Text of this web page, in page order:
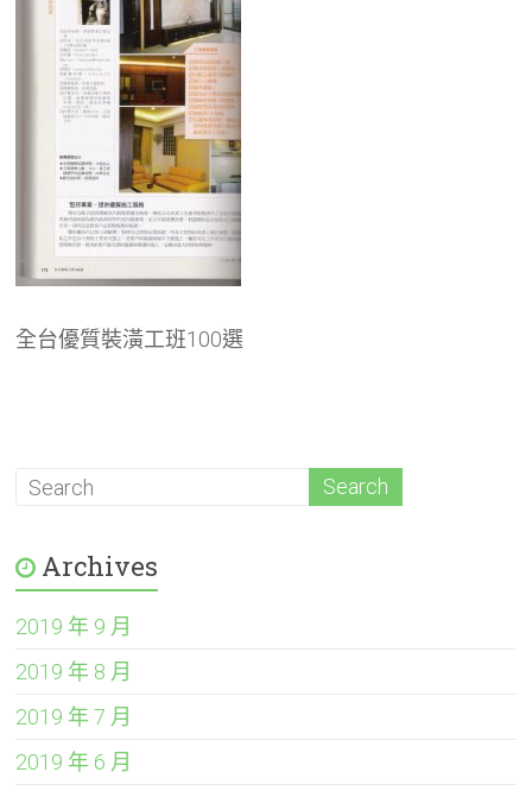
全台優質裝潢工班100選
Archives
2019 年 9 月
2019 年 8 月
2019 年 7 月
2019 年 6 月